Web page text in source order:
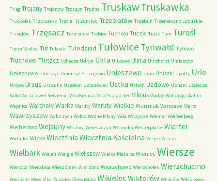
Trląg Trojany Trojanów Troszyn Trudna TruskawTruskawka
Truskolas Trzcianka Trzciel Trzciniec Trzebiatów Trzebuń Trzemeszno Lubuskie
Trzygłów Trzęsacz Trzścianka Trębice Tuchola Tuczki Tujsk Tum Turośl
Turza Wielka Tuł Tuławki Tułodziad Tułowice Tynwałd Tyłowo
Tłuchowo Tłuszcz Uchacze Udryn Ukta Ulikowo Ulinia Ulrichorst Umiastów
Uniechowo Unierzyż Unierzyż Strzegowo Unieszewo Unin Uniszki Upałty Urle
Urowo Ursus Urszulin Usedom Ustanówek Ustka Ustroń Uzdowo Uznam Uścięcice
Vallo Varso Tower Veivieriai Velo Krynica Velo Poprad Ves Vilnius Wadąg Walidrogi Walim
Wapnica WarchałyWarka Warlity Warlity Wielkie Warmiak Warszawa Warta
Wawrzyszew Wałbrzych Wałcz Ważne Młyny Wda Wdzydze Weimar Weißenberg
Wejherowo Wejsuny Welzow Wereszczyn Weronika Westerplatte Wiartel
Wichulec Wicko Wieczfnia Wieczfnia Kościelna Wiejce Wiejsce
Wielbark Wieleń Wielgie Wieliszew Wielka Piaśnica Wieniec Wiersze
Wierzba Wierzbica Wierzbinek Wierzbno Wierzchowo Wierzchołek Wierzchucino
Wierzchy Wiesiółka Wiewiec Wiewiórów WikielecWiktorów Wilanów Wilczkowo